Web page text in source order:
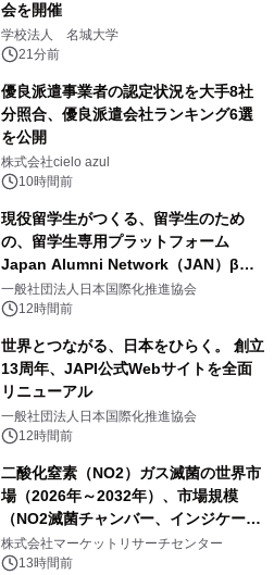
会を開催
学校法人 名城大学
21分前
優良派遣事業者の認定状況を大手8社
分照合、優良派遣会社ランキング6選
を公開
株式会社cielo azul
10時間前
現役留学生がつくる、留学生のため
の、留学生専用プラットフォーム
Japan Alumni Network（JAN）β版
をリリース
一般社団法人日本国際化推進協会
12時間前
世界とつながる、日本をひらく。 創立
13周年、JAPI公式Webサイトを全面
リニューアル
一般社団法人日本国際化推進協会
12時間前
二酸化窒素（NO2）ガス滅菌の世界市
場（2026年～2032年）、市場規模
（NO2滅菌チャンバー、インジケータ
ーおよびモニタリングシステム、その
他）・分析レポートを発表
株式会社マーケットリサーチセンター
13時間前